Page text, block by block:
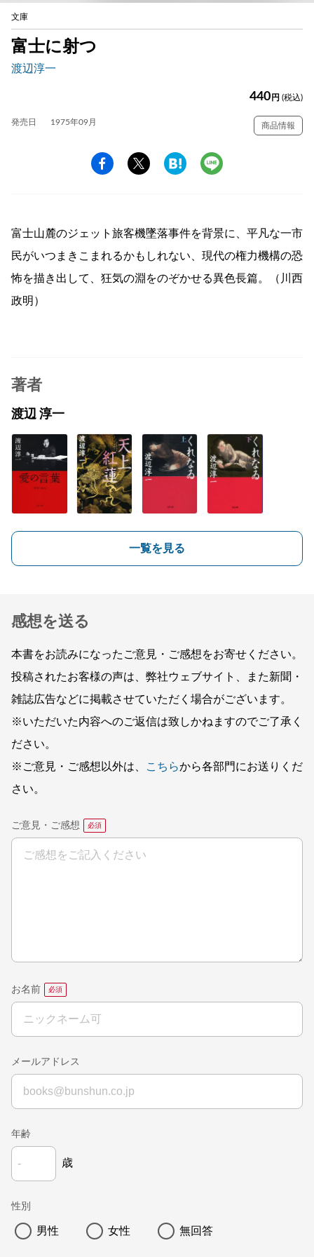
文庫
富士に射つ
渡辺淳一
440 円 (税込)
発売日 1975年09月 商品情報
富士山麓のジェット旅客機墜落事件を背景に、平凡な一市
民がいつまきこまれるかもしれない、現代の権力機構の恐
怖を描き出して、狂気の淵をのぞかせる異色長篇。（川西
政明）
著者
渡辺 淳一
一覧を見る
感想を送る
本書をお読みになったご意見・ご感想をお寄せください。
投稿されたお客様の声は、弊社ウェブサイト、また新聞・
雑誌広告などに掲載させていただく場合がございます。
※いただいた内容へのご返信は致しかねますのでご了承く
ださい。
※ご意見・ご感想以外は、
こちらから各部門にお送りくだ
さい。
ご意見・ご感想
お名前
メールアドレス
年齢
歳
性別
男性 女性 無回答